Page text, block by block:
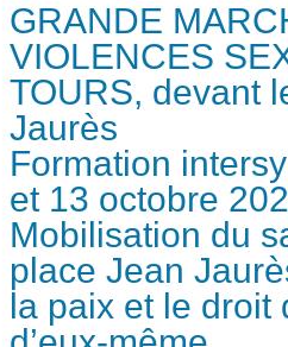
GRANDE
VIOLENCES
TOURS, devant
Jaurès
Formation
et 13 octobre
Mobilisation du
place Jean
la paix et le